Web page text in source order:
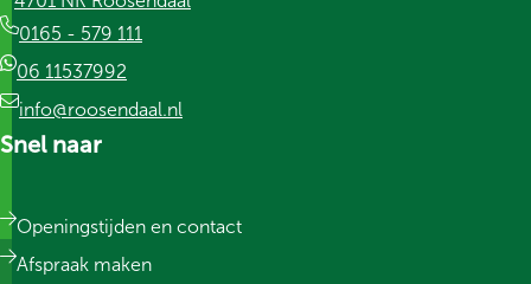
0165 - 579 111
06 11537992
info@roosendaal.nl
Snel naar
Openingstijden en contact
Afspraak maken